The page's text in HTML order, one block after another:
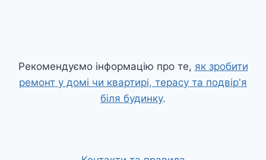
Рекомендуємо інформацію про те, як зробити
ремонт у домі чи квартирі, терасу та подвір'я
біля будинку.